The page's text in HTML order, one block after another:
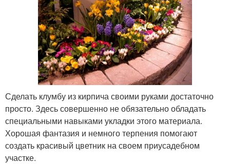
Сделать клумбу из кирпича своими руками достаточно
просто. Здесь совершенно не обязательно обладать
специальными навыками укладки этого материала.
Хорошая фантазия и немного терпения помогают
создать красивый цветник на своем приусадебном
участке.